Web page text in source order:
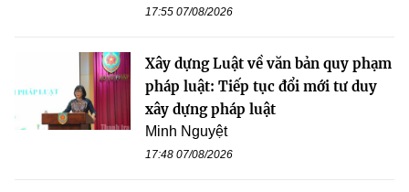
17:55 07/08/2026
Xây dựng Luật về văn bản quy phạm
pháp luật: Tiếp tục đổi mới tư duy
xây dựng pháp luật
Minh Nguyệt
17:48 07/08/2026